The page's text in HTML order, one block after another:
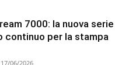
7000: la nuova serie
continuo per la stampa
17/06/2026